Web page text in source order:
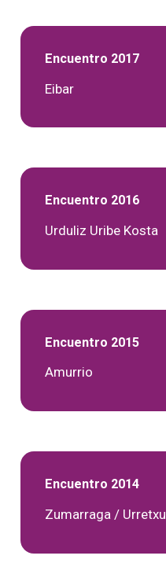
Encuentro 2017
Eibar
Encuentro 2016
Urduliz Uribe Kosta
Encuentro 2015
Amurrio
Encuentro 2014
Zumarraga / Urretxu